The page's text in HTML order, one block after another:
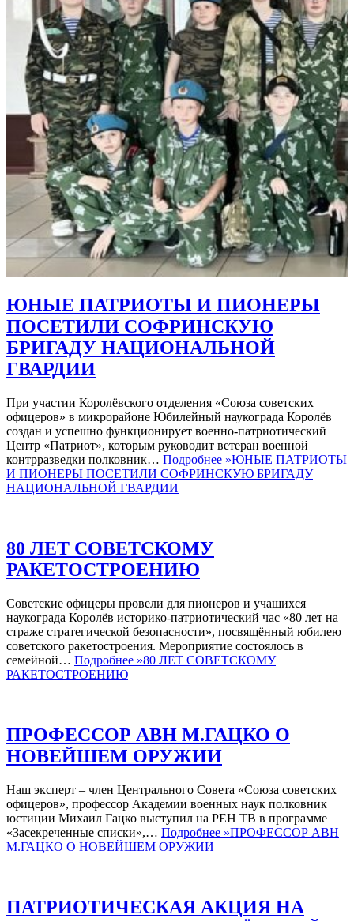
ЮНЫЕ ПАТРИОТЫ И ПИОНЕРЫ
ПОСЕТИЛИ СОФРИНСКУЮ
БРИГАДУ НАЦИОНАЛЬНОЙ
ГВАРДИИ
При участии Королёвского отделения «Союза советских
офицеров» в микрорайоне Юбилейный наукограда Королёв
создан и успешно функционирует военно-патриотический
Центр «Патриот», которым руководит ветеран военной
контрразведки полковник… Подробнее »ЮНЫЕ ПАТРИОТЫ
И ПИОНЕРЫ ПОСЕТИЛИ СОФРИНСКУЮ БРИГАДУ
НАЦИОНАЛЬНОЙ ГВАРДИИ
80 ЛЕТ СОВЕТСКОМУ
РАКЕТОСТРОЕНИЮ
Советские офицеры провели для пионеров и учащихся
наукограда Королёв историко-патриотический час «80 лет на
страже стратегической безопасности», посвящённый юбилею
советского ракетостроения. Мероприятие состоялось в
семейной… Подробнее »80 ЛЕТ СОВЕТСКОМУ
РАКЕТОСТРОЕНИЮ
ПРОФЕССОР АВН М.ГАЦКО О
НОВЕЙШЕМ ОРУЖИИ
Наш эксперт – член Центрального Совета «Союза советских
офицеров», профессор Академии военных наук полковник
юстиции Михаил Гацко выступил на РЕН ТВ в программе
«Засекреченные списки»,… Подробнее »ПРОФЕССОР АВН
М.ГАЦКО О НОВЕЙШЕМ ОРУЖИИ
ПАТРИОТИЧЕСКАЯ АКЦИЯ НА